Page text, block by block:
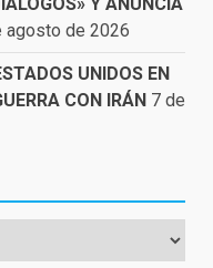
agosto de 2026
UNIDOS EN
CON IRÁN 7 de